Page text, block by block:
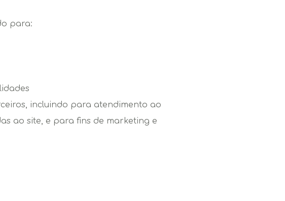
para:
incluindo para atendimento ao
ao site, e para fins de marketing e